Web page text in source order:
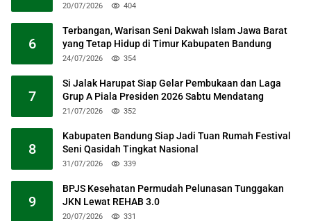
20/07/2026 404
6
Terbangan, Warisan Seni Dakwah Islam Jawa Barat
yang Tetap Hidup di Timur Kabupaten Bandung
24/07/2026 354
7
Si Jalak Harupat Siap Gelar Pembukaan dan Laga
Grup A Piala Presiden 2026 Sabtu Mendatang
21/07/2026 352
8
Kabupaten Bandung Siap Jadi Tuan Rumah Festival
Seni Qasidah Tingkat Nasional
31/07/2026 339
9
BPJS Kesehatan Permudah Pelunasan Tunggakan
JKN Lewat REHAB 3.0
20/07/2026 331